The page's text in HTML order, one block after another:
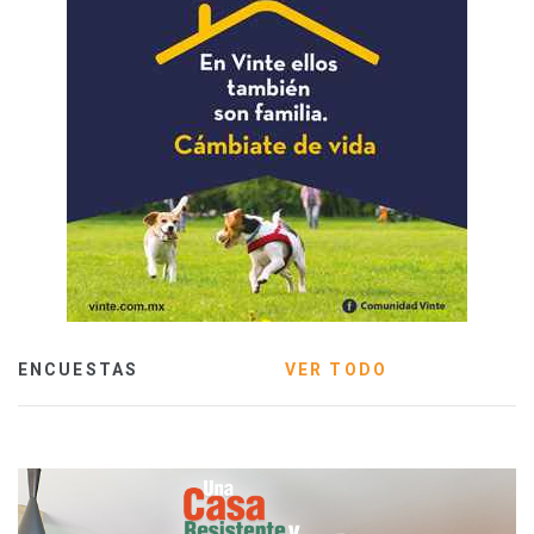
ENCUESTAS VER TODO